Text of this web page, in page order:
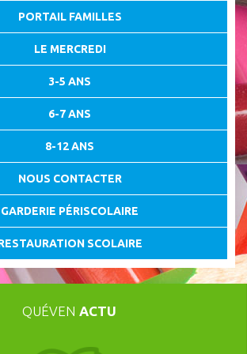
PORTAIL FAMILLES
LE MERCREDI
3-5 ANS
6-7 ANS
8-12 ANS
NOUS CONTACTER
GARDERIE PÉRISCOLAIRE
SCOLAIRE
QUÉVEN ACTU